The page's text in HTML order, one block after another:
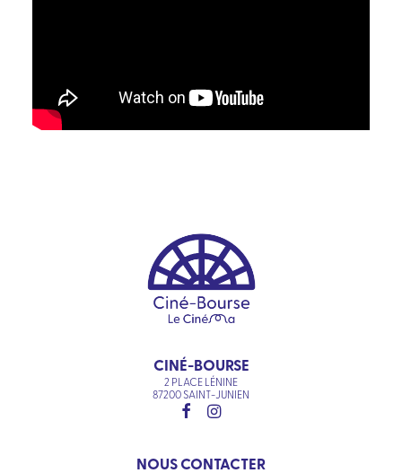
CINÉ-BOURSE
2 PLACE LÉNINE
87200 SAINT-JUNIEN
NOUS CONTACTER